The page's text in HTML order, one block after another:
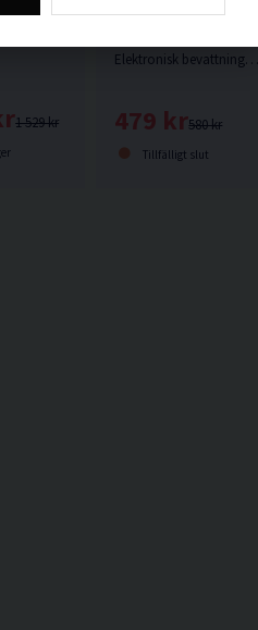
Elektronisk
1 529 kr
Hozelock Select
Elektronisk bevattningskontroll från Hozelock.
580 kr
479 kr
Tillfälligt slut